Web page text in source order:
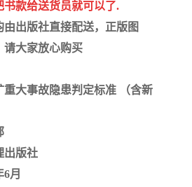
书款给送货员就可以了.
出版社直接配送，正版图
请大家放心购买
重大事故隐患判定标准 （含新
出版社
月
额